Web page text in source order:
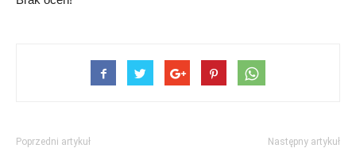
Poprzedni artykuł Następny artykuł